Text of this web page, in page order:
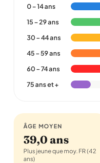
0 – 14 ans
15 – 29 ans
30 – 44 ans
45 – 59 ans
60 – 74 ans
75 ans et +
ÂGE MOYEN
39,0 ans
Plus jeune que moy. FR (42
ans)